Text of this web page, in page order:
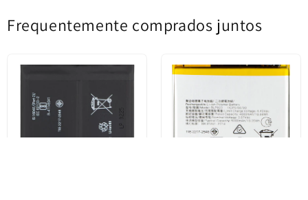
Frequentemente comprados juntos